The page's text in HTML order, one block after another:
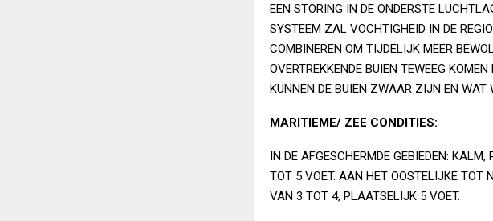
EEN STORING IN DE ONDERSTE
SYSTEEM ZAL VOCHTIGHEID IN DE
COMBINEREN OM TIJDELIJK MEER
OVERTREKKENDE BUIEN TEWEEG
KUNNEN DE BUIEN ZWAAR ZIJN EN WAT
MARITIEME/ ZEE CONDITIES:
IN DE AFGESCHERMDE GEBIEDEN:
TOT 5 VOET. AAN HET OOSTELIJKE TOT
VAN 3 TOT 4, PLAATSELIJK 5 VOET.